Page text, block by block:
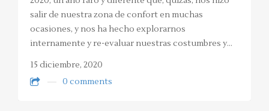
salir de nuestra zona de confort en muchas
ocasiones, y nos ha hecho explorarnos
internamente y re-evaluar nuestras costumbres y…
15 diciembre, 2020
0 comments